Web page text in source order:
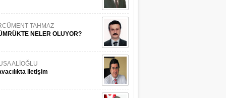
TAHMAZ
NELER OLUYOR?
ALİOĞLU
iletişim